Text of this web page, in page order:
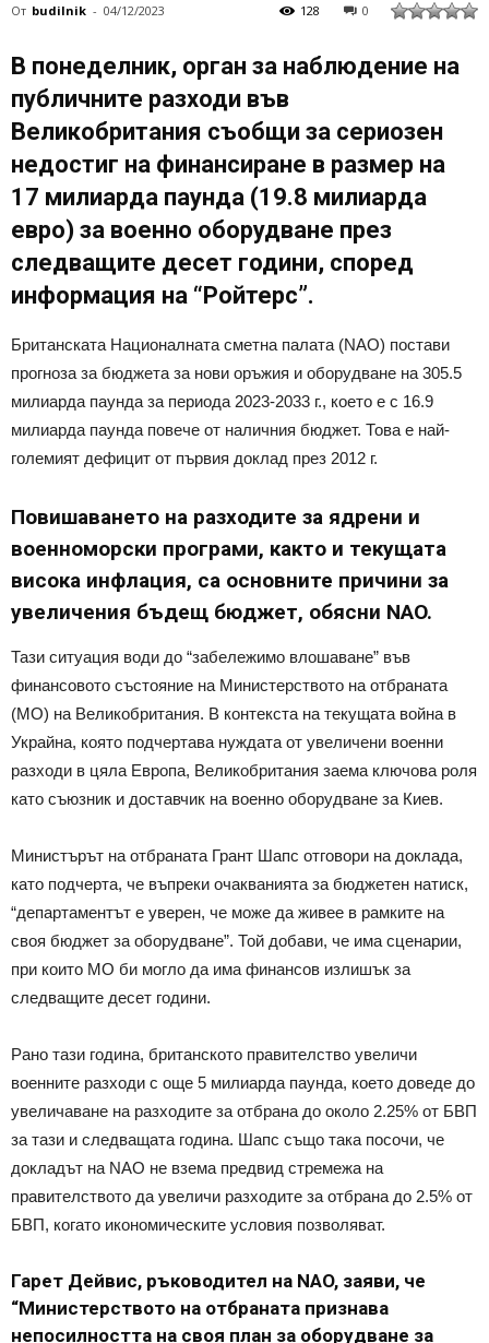
От budilnik - 04/12/2023 0
128
В понеделник, орган за наблюдение на
публичните разходи във
Великобритания съобщи за сериозен
недостиг на финансиране в размер на
17 милиарда паунда (19.8 милиарда
евро) за военно оборудване през
следващите десет години, според
информация на “Ройтерс”.
Британската Националната сметна палата (NAO) постави
прогноза за бюджета за нови оръжия и оборудване на 305.5
милиарда паунда за периода 2023-2033 г., което е с 16.9
милиарда паунда повече от наличния бюджет. Това е най-
големият дефицит от първия доклад през 2012 г.
Повишаването на разходите за ядрени и
военноморски програми, както и текущата
висока инфлация, са основните причини за
увеличения бъдещ бюджет, обясни NAO.
Тази ситуация води до “забележимо влошаване” във
финансовото състояние на Министерството на отбраната
(МО) на Великобритания. В контекста на текущата война в
Украйна, която подчертава нуждата от увеличени военни
разходи в цяла Европа, Великобритания заема ключова роля
като съюзник и доставчик на военно оборудване за Киев.
Министърът на отбраната Грант Шапс отговори на доклада,
като подчерта, че въпреки очакванията за бюджетен натиск,
“департаментът е уверен, че може да живее в рамките на
своя бюджет за оборудване”. Той добави, че има сценарии,
при които МО би могло да има финансов излишък за
следващите десет години.
Рано тази година, британското правителство увеличи
военните разходи с още 5 милиарда паунда, което доведе до
увеличаване на разходите за отбрана до около 2.25% от БВП
за тази и следващата година. Шапс също така посочи, че
докладът на NAO не взема предвид стремежа на
правителството да увеличи разходите за отбрана до 2.5% от
БВП, когато икономическите условия позволяват.
Гарет Дейвис, ръководител на NAO, заяви, че
“Министерството на отбраната признава
непосилността на своя план за оборудване за